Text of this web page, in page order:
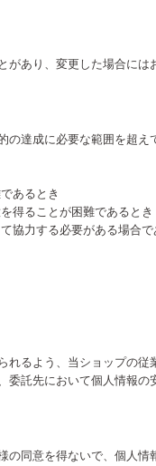
があり、変更した場合には
の達成に必要な範囲を超え
あるとき
得ることが困難であるとき
協力する必要がある場合
れるよう、当ショップの従
委託先において個人情報の
の同意を得ないで、個人情